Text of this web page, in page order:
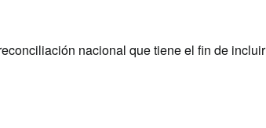
nacional que tiene el fin de incluir